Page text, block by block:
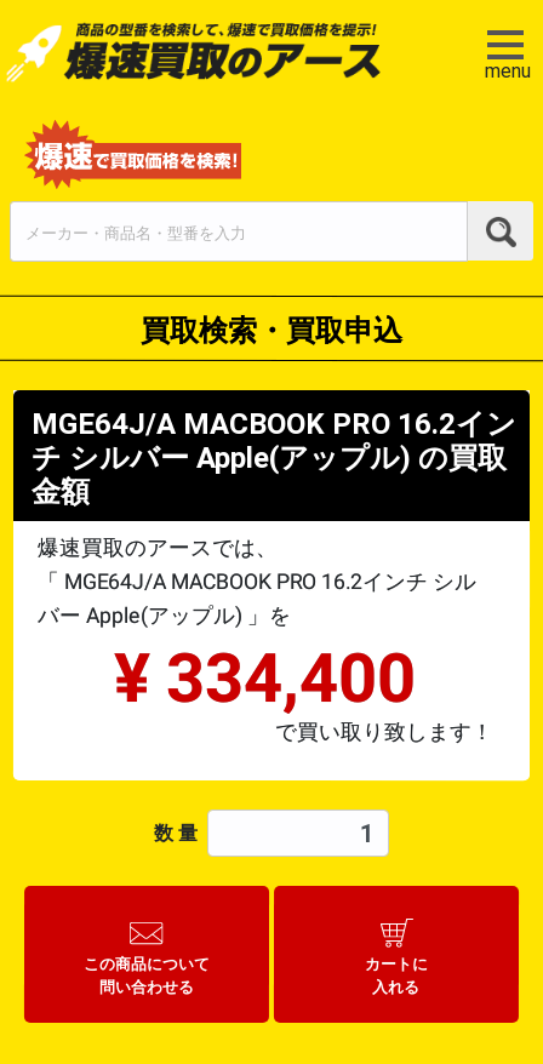
menu
買取検索・買取申込
MGE64J/A MACBOOK PRO 16.2イン
チ シルバー Apple(アップル) の買取
金額
爆速買取のアースでは、
「 MGE64J/A MACBOOK PRO 16.2インチ シル
バー Apple(アップル) 」を
¥ 334,400
で買い取り致します！
数 量
この商品について
問い合わせる
カートに
入れる